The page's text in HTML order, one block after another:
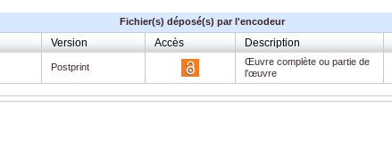
Fichier(s) déposé(s) par l'encodeur
Version Accès Description
Postprint
Œuvre complète ou partie de
l'œuvre